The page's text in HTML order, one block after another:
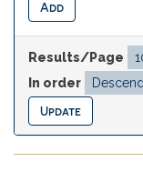
Results/Page
In order